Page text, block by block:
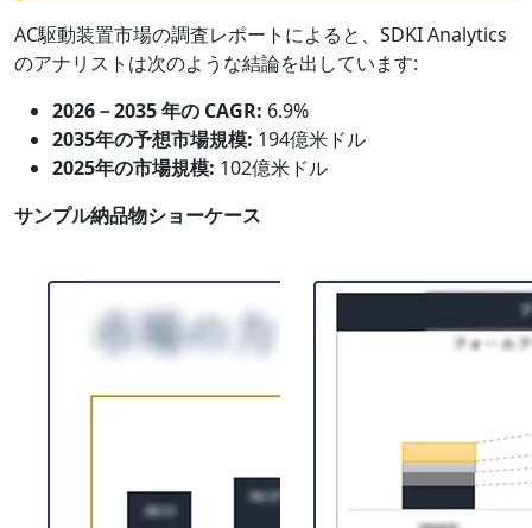
AC駆動装置市場の調査レポートによると、SDKI Analytics
のアナリストは次のような結論を出しています:
2026－2035 年の CAGR: 6.9%
2035年の予想市場規模: 194億米ドル
2025年の市場規模: 102億米ドル
サンプル納品物ショーケース